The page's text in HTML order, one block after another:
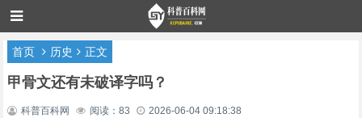
首页 历史 正文
甲骨文还有未破译字吗？
科普百科网 阅读：83 2026-06-04 09:18:38